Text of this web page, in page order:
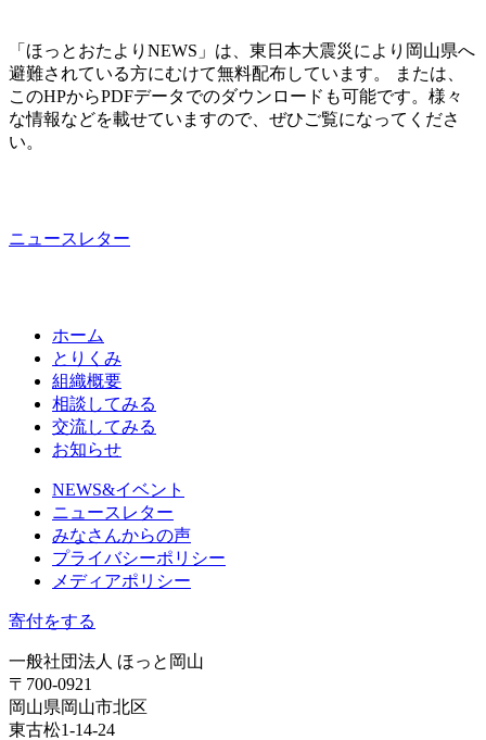
「ほっとおたよりNEWS」は、東日本大震災により岡山県へ
避難されている方にむけて無料配布しています。 または、
このHPからPDFデータでのダウンロードも可能です。様々
な情報などを載せていますので、ぜひご覧になってくださ
い。
ニュースレター
ホーム
とりくみ
組織概要
相談してみる
交流してみる
お知らせ
NEWS&イベント
ニュースレター
みなさんからの声
プライバシーポリシー
メディアポリシー
寄付をする
一般社団法人 ほっと岡山
〒700-0921
岡山県岡山市北区
東古松1-14-24